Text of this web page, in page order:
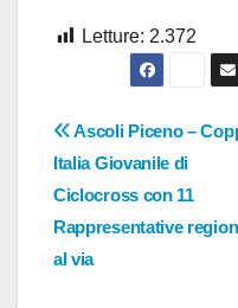
Letture: 2.372
articoli
Ascoli Piceno –
Italia Giovanile di
Ciclocross con 11
Rappresentative
al via